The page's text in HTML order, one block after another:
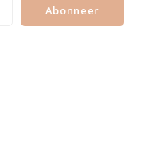
Abonneer